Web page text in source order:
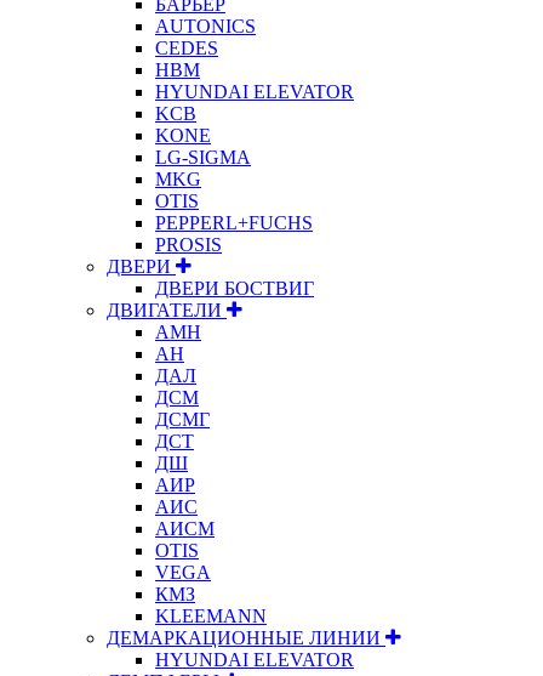
AUTONICS
CEDES
HBM
HYUNDAI ELEVATOR
KCB
KONE
LG-SIGMA
MKG
OTIS
PEPPERL+FUCHS
PROSIS
ДВЕРИ
ДВЕРИ БОСТВИГ
ДВИГАТЕЛИ
АМН
АН
ДАЛ
ДСМ
ДСМГ
ДСТ
ДШ
АИР
АИС
АИСМ
OTIS
VEGA
КМЗ
KLEEMANN
ДЕМАРКАЦИОННЫЕ ЛИНИИ
HYUNDAI ELEVATOR